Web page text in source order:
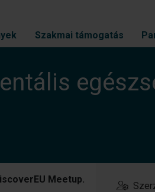
Szakmai támogatás
Meetup.